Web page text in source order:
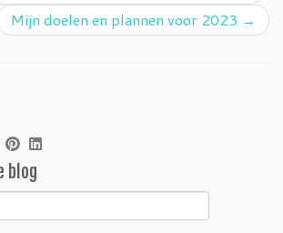
Mijn doelen en plannen voor 2023 →
blog